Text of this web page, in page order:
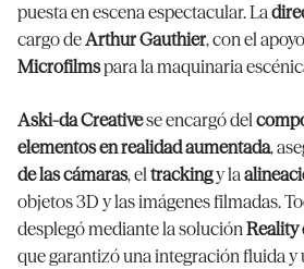
puesta en escena espectacular. La
cargo deArthur Gauthier, con el
Microfilmspara la maquinaria
Aski-da Creativese encargó del
elementos en realidad aumentada,
de las cámaras, eltrackingy la
objetos 3D y las imágenes filmadas.
desplegó mediante la soluciónReality
que garantizó una integración fluida y